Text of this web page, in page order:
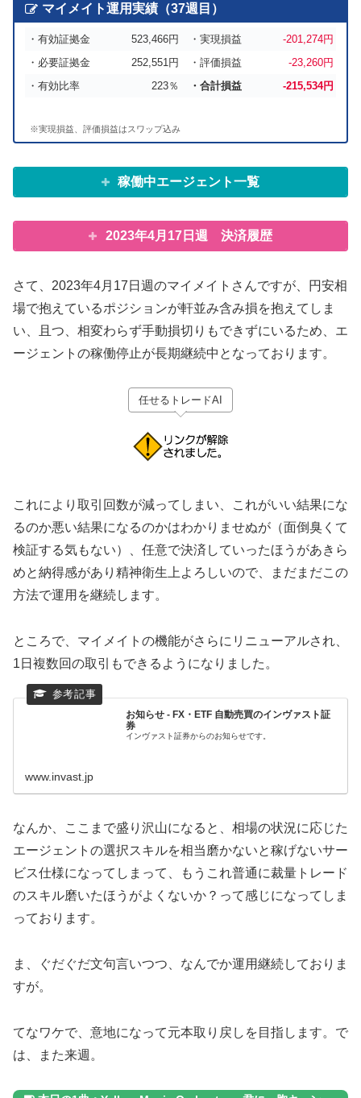
マイメイト運用実績（37週目）
・有効証拠金 523,466円 ・実現損益
-201,274円
・必要証拠金
252,551円 ・評価損益
-23,260円
・有効比率
223％ ・合計損益 -215,534円
※実現損益、評価損益はスワップ込み
稼働中エージェント一覧
2023年4月17日週 決済履歴
さて、2023年4月17日週のマイメイトさんですが、円安相
場で抱えているポジションが軒並み含み損を抱えてしま
い、且つ、相変わらず手動損切りもできずにいるため、エ
ージェントの稼働停止が長期継続中となっております。
任せるトレードAI
これにより取引回数が減ってしまい、これがいい結果にな
るのか悪い結果になるのかはわかりませぬが（面倒臭くて
検証する気もない）、任意で決済していったほうがあきら
めと納得感があり精神衛生上よろしいので、まだまだこの
方法で運用を継続します。
ところで、マイメイトの機能がさらにリニューアルされ、
1日複数回の取引もできるようになりました。
お知らせ - FX・ETF 自動売買のインヴァスト証
券
インヴァスト証券からのお知らせです。
www.invast.jp
なんか、ここまで盛り沢山になると、相場の状況に応じた
エージェントの選択スキルを相当磨かないと稼げないサー
ビス仕様になってしまって、もうこれ普通に裁量トレード
のスキル磨いたほうがよくないか？って感じになってしま
っております。
ま、ぐだぐだ文句言いつつ、なんでか運用継続しておりま
すが。
てなワケで、意地になって元本取り戻しを目指します。で
は、また来週。